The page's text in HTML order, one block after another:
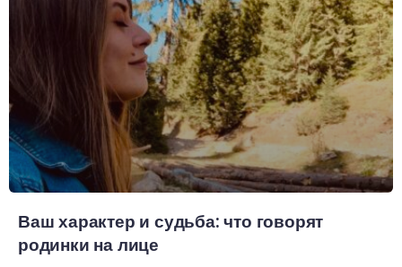
Ваш характер и судьба: что говорят
родинки на лице